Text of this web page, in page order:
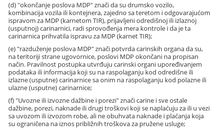
(d) "okončanje poslova MDP" znači da su drumsko vozilo,
kombinacija vozila ili kontejnera, zajedno sa teretom i odgovarajućom
ispravom za MDP (karnetom TIR), prijavljeni odredišnoj ili izlaznoj
(usputnoj) carinarnici, radi sprovođenja mera kontrole i da je ta
carinarnica prihvatila ispravu za MDP (karnet TIR);
(e) "razduženje poslova MDP" znači potvrda carinskih organa da su,
na teritoriji strane ugovornice, poslovi MDP okončani na propisan
način. Pravilnost postupka utvrđuju carinski organi upoređivanjem
podataka ili informacija koji su na raspolaganju kod odredišne ili
izlazne (usputne) carinarnice sa onim na raspolaganju kod polazne ili
ulazne (usputne) carinarnice;
(f) "Uvozne ili izvozne dažbine i porezi" znači carine i sve ostale
dažbine, porezi, naknade ili drugi troškovi koji se naplaćuju za ili u vezi
sa uvozom ili izvozom robe, ali ne obuhvata naknade i plaćanja koja
su ograničena na iznos približnih troškova za pružene usluge;